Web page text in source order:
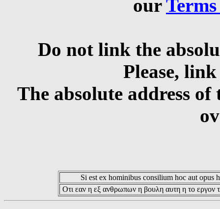
our
Do not link the
Please,
The absolute address
Si est ex hominibus consilium hoc aut opus
Οτι εαν η εξ ανθρωπων η βουλη αυτη η το εργον